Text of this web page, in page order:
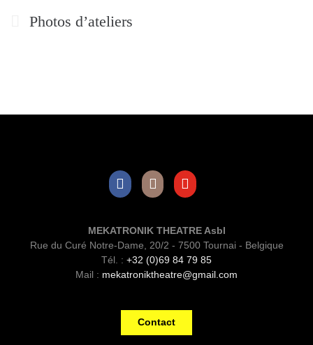
Photos d’ateliers
MEKATRONIK THEATRE Asbl
Rue du Curé Notre-Dame, 20/2 - 7500 Tournai - Belgique
Tél. : +32 (0)69 84 79 85
Mail : mekatroniktheatre@gmail.com
Contact